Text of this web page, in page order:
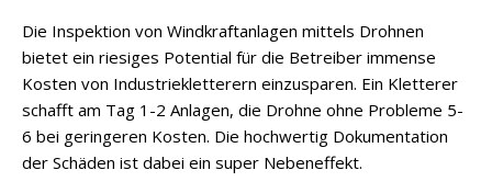
Die Inspektion von Windkraftanlagen mittels Drohnen
bietet ein riesiges Potential für die Betreiber immense
Kosten von Industriekletterern einzusparen. Ein Kletterer
schafft am Tag 1-2 Anlagen, die Drohne ohne Probleme 5-
6 bei geringeren Kosten. Die hochwertig Dokumentation
der Schäden ist dabei ein super Nebeneffekt.